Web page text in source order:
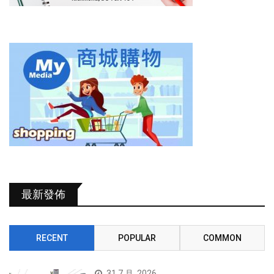
最新發佈
RECENT POPULAR COMMON